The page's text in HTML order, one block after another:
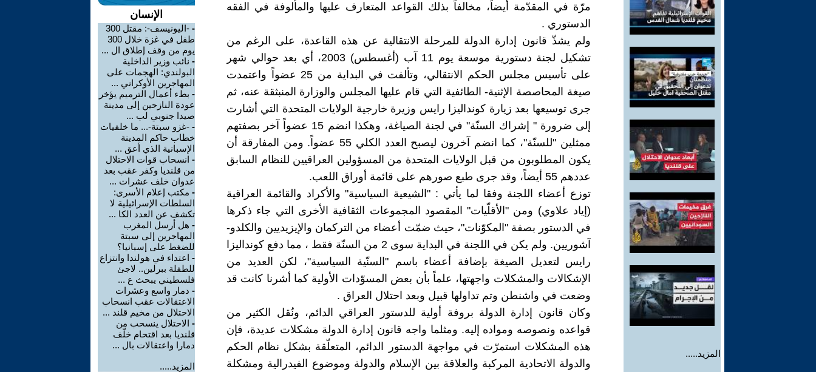
المزيد.....
مرّة في المقدّمة أيضاً، مخالفاً بذلك القواعد المتعارف عليها والمألوفة في الفقه
الدستوري .
ولم يشذّ قانون إدارة الدولة للمرحلة الانتقالية عن هذه القاعدة، على الرغم من
تشكيل لجنة دستورية موسعة يوم 11 آب (أغسطس) 2003، أي بعد حوالي شهر
على تأسيس مجلس الحكم الانتقالي، وتألفت في البداية من 25 عضواً واعتمدت
صيغة المحاصصة الإثنية- الطائفية التي قام عليها المجلس والوزارة المنبثقة عنه، ثم
جرى توسيعها بعد زيارة كونداليزا رايس وزيرة خارجية الولايات المتحدة التي أشارت
إلى ضرورة " إشراك السنّة" في لجنة الصياغة، وهكذا انضم 15 عضواً آخر بصفتهم
ممثلين "للسنّة"، كما انضم آخرون ليصبح العدد الكلي 55 عضواً. ومن المفارقة أن
يكون المطلوبون من قبل الولايات المتحدة من المسؤولين العراقيين للنظام السابق
عددهم 55 أيضاً، وقد جرى طبع صورهم على قائمة أوراق اللعب.
توزع أعضاء اللجنة وفقا لما يأتي : "الشيعية السياسية" والأكراد والقائمة العراقية
(إياد علاوي) ومن "الأقلّيات" المقصود المجموعات الثقافية الأخرى التي جاء ذكرها
في الدستور بصفة "المكوّنات"، حيث ضمّت أعضاء من التركمان والإيزيديين والكلدو-
آشوريين. ولم يكن في اللجنة في البداية سوى 2 من السنّة فقط ، مما دفع كونداليزا
رايس لتعديل الصيغة بإضافة أعضاء باسم "السنّية السياسية"، لكن العديد من
الإشكالات والمشكلات واجهتها، علماً بأن بعض المسوّدات الأولية كما أشرنا كانت قد
وضعت في واشنطن وتم تداولها قبيل وبعد احتلال العراق .
وكان قانون إدارة الدولة بروفة أولية للدستور العراقي الدائم، ونُقل الكثير من
قواعده ونصوصه ومواده إليه. ومثلما واجه قانون إدارة الدولة مشكلات عديدة، فإن
هذه المشكلات استمرّت في مواجهة الدستور الدائم، المتعلّقة بشكل نظام الحكم
والدولة الاتحادية المركبة والعلاقة بين الإسلام والدولة وموضوع الفيدرالية ومشكلة
الإنسان
-
-اليونيسف-: مقتل 300
طفل في غزة خلال 300
يوم من وقف إطلاق ال ...
- نائب وزير الداخلية
البولندي: الهجمات على
المهاجرين الأوكراني ...
- بطء أعمال الترميم يؤخر
عودة النازحين إلى مدينة
صيدا جنوبي لب ...
- -غزو سبتة-... ما خلفيات
خطاب حاكم المدينة
الإسبانية الذي أعق ...
- انسحاب قوات الاحتلال
من قلنديا وكفر عقب بعد
عدوان خلف عشرات ...
- مكتب إعلام الأسرى:
السلطات الإسرائيلية لا
تكشف عن العدد الكا ...
- هل أرسل المغرب
المهاجرين إلى سبتة
للضغط على إسبانيا؟
- اعتداء في هولندا وانتزاع
للطفلة ببرلين.. لاجئ
فلسطيني يبحث ع ...
- دمار واسع وعشرات
الاعتقالات عقب انسحاب
الاحتلال من مخيم قلند ...
- الاحتلال ينسحب من
قلنديا بعد اقتحام خلّف
دمارا واعتقالات بال ...
المزيد.....